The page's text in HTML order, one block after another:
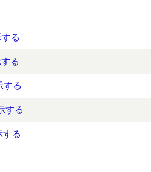
る
る
する
する
する